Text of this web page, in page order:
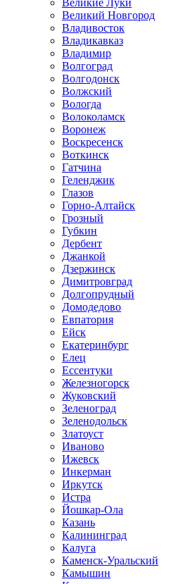
Великие Луки
Великий Новгород
Владивосток
Владикавказ
Владимир
Волгоград
Волгодонск
Волжский
Вологда
Волоколамск
Воронеж
Воскресенск
Воткинск
Гатчина
Геленджик
Глазов
Горно-Алтайск
Грозный
Губкин
Дербент
Джанкой
Дзержинск
Димитровград
Долгопрудный
Домодедово
Евпатория
Ейск
Екатеринбург
Елец
Ессентуки
Железногорск
Жуковский
Зеленоград
Зеленодольск
Златоуст
Иваново
Ижевск
Инкерман
Иркутск
Истра
Йошкар-Ола
Казань
Калининград
Калуга
Каменск-Уральский
Камышин